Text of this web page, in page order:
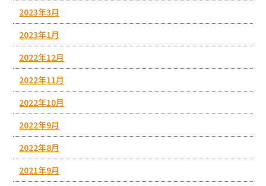
2023年3月
2023年1月
2022年12月
2022年11月
2022年10月
2022年9月
2022年8月
2021年9月